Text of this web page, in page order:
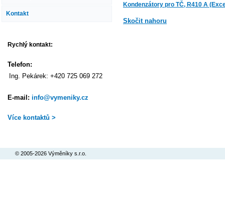
Kontakt
Rychlý kontakt:
Telefon:
Ing. Pekárek: +420 725 069 272
E-mail: info@vymeniky.cz
Více kontaktů >
Kondenzátory pro TČ, R410 A
Skočit nahoru
© 2005-2026 Výměníky s.r.o.